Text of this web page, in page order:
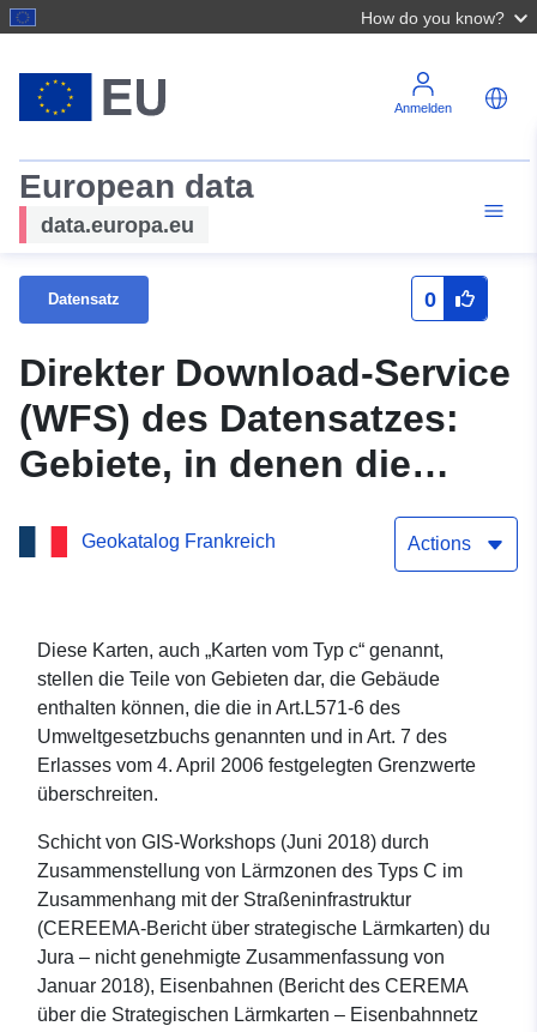
How do you know?
Anmelden
European data
data.europa.eu
Datensatz 0
Direkter Download-Service
(WFS) des Datensatzes:
Gebiete, in denen die
Lärmgrenzwerte im Jura
überschritten werden
LN)
Geokatalog Frankreich Actions
Diese Karten, auch „Karten vom Typ c“ genannt,
stellen die Teile von Gebieten dar, die Gebäude
enthalten können, die die in Art.L571-6 des
Umweltgesetzbuchs genannten und in Art. 7 des
Erlasses vom 4. April 2006 festgelegten Grenzwerte
überschreiten.
Schicht von GIS-Workshops (Juni 2018) durch
Zusammenstellung von Lärmzonen des Typs C im
Zusammenhang mit der Straßeninfrastruktur
(CEREEMA-Bericht über strategische Lärmkarten) du
Jura – nicht genehmigte Zusammenfassung von
Januar 2018), Eisenbahnen (Bericht des CEREMA
über die Strategischen Lärmkarten – Eisenbahnnetz